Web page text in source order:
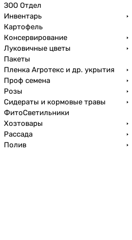
ЗОО Отдел
Инвентарь
Картофель
Консервирование
Луковичные цветы
Пакеты
Пленка Агротекс и др. укрытия
Проф семена
Розы
Сидераты и кормовые травы
ФитоСветильники
Хозтовары
Рассада
Полив